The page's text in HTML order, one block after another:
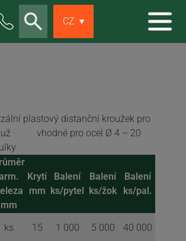
CZ ▾
plastový distanční kroužek pro
· vhodné pro ocel Ø 4 – 20
mm
Krytí
mm
Balení
ks/pytel
Balení
ks/žok
Balení
ks/pal.
ks 15 1 000 5 000
40 000